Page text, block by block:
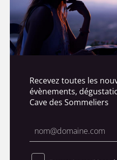
Recevez toutes les
évènements,
Cave des Sommeliers